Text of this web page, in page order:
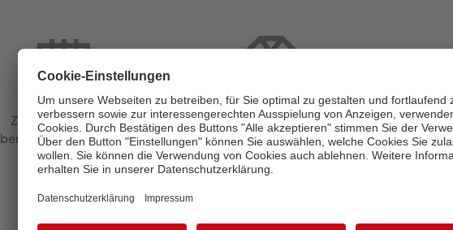
Zeitersparnis: Wir
für Sie das
Digitalisieren
Beste Qualität durch
hochwertige und
bewährte Technik